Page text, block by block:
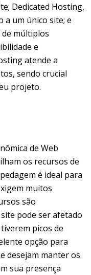
Dedicated Hosting,
a um único site; e
múltiplos
e
atende a
sendo crucial
projeto.
de Web
os recursos de
é ideal para
muitos
são
pode ser afetado
picos de
opção para
desejam manter os
sua presença